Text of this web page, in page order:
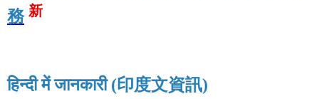
務 新
हिन्दी में जानकारी (印度文資訊)